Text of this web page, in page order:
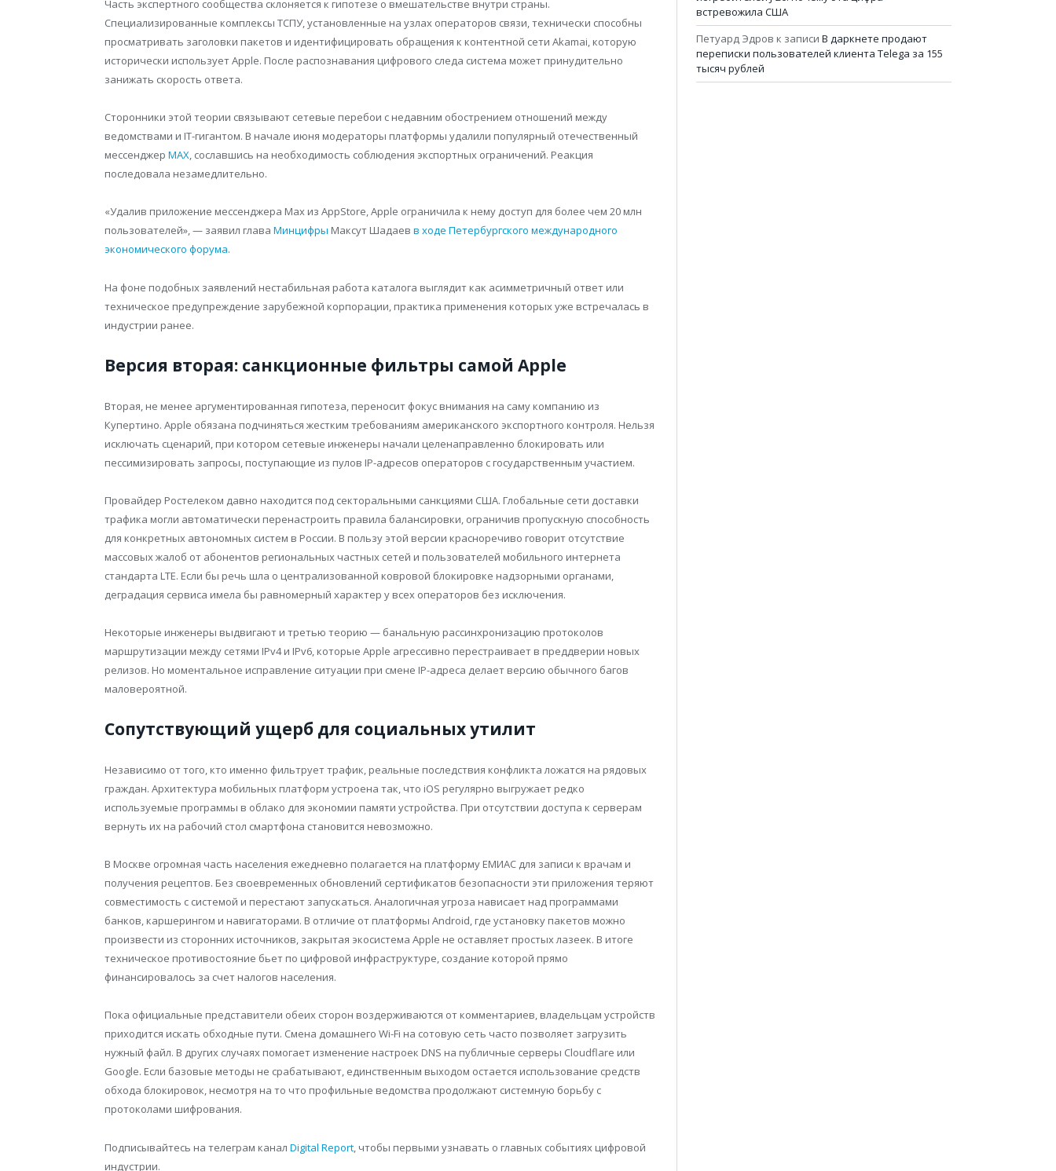
Часть экспертного сообщества склоняется к гипотезе о вмешательстве внутри страны.
Специализированные комплексы ТСПУ, установленные на узлах операторов связи, технически способны
просматривать заголовки пакетов и идентифицировать обращения к контентной сети Akamai, которую
исторически использует Apple. После распознавания цифрового следа система может принудительно
занижать скорость ответа.
Сторонники этой теории связывают сетевые перебои с недавним обострением отношений между
ведомствами и IT-гигантом. В начале июня модераторы платформы удалили популярный отечественный
мессенджер MAX, сославшись на необходимость соблюдения экспортных ограничений. Реакция
последовала незамедлительно.
«Удалив приложение мессенджера Max из AppStore, Apple ограничила к нему доступ для более чем 20 млн
пользователей», — заявил глава Минцифры Максут Шадаев в ходе Петербургского международного
экономического форума.
На фоне подобных заявлений нестабильная работа каталога выглядит как асимметричный ответ или
техническое предупреждение зарубежной корпорации, практика применения которых уже встречалась в
индустрии ранее.
Версия вторая: санкционные фильтры самой Apple
Вторая, не менее аргументированная гипотеза, переносит фокус внимания на саму компанию из
Купертино. Apple обязана подчиняться жестким требованиям американского экспортного контроля. Нельзя
исключать сценарий, при котором сетевые инженеры начали целенаправленно блокировать или
пессимизировать запросы, поступающие из пулов IP-адресов операторов с государственным участием.
Провайдер Ростелеком давно находится под секторальными санкциями США. Глобальные сети доставки
трафика могли автоматически перенастроить правила балансировки, ограничив пропускную способность
для конкретных автономных систем в России. В пользу этой версии красноречиво говорит отсутствие
массовых жалоб от абонентов региональных частных сетей и пользователей мобильного интернета
стандарта LTE. Если бы речь шла о централизованной ковровой блокировке надзорными органами,
деградация сервиса имела бы равномерный характер у всех операторов без исключения.
Некоторые инженеры выдвигают и третью теорию — банальную рассинхронизацию протоколов
маршрутизации между сетями IPv4 и IPv6, которые Apple агрессивно перестраивает в преддверии новых
релизов. Но моментальное исправление ситуации при смене IP-адреса делает версию обычного багов
маловероятной.
Сопутствующий ущерб для социальных утилит
Независимо от того, кто именно фильтрует трафик, реальные последствия конфликта ложатся на рядовых
граждан. Архитектура мобильных платформ устроена так, что iOS регулярно выгружает редко
используемые программы в облако для экономии памяти устройства. При отсутствии доступа к серверам
вернуть их на рабочий стол смартфона становится невозможно.
В Москве огромная часть населения ежедневно полагается на платформу ЕМИАС для записи к врачам и
получения рецептов. Без своевременных обновлений сертификатов безопасности эти приложения теряют
совместимость с системой и перестают запускаться. Аналогичная угроза нависает над программами
банков, каршерингом и навигаторами. В отличие от платформы Android, где установку пакетов можно
произвести из сторонних источников, закрытая экосистема Apple не оставляет простых лазеек. В итоге
техническое противостояние бьет по цифровой инфраструктуре, создание которой прямо
финансировалось за счет налогов населения.
Пока официальные представители обеих сторон воздерживаются от комментариев, владельцам устройств
приходится искать обходные пути. Смена домашнего Wi-Fi на сотовую сеть часто позволяет загрузить
нужный файл. В других случаях помогает изменение настроек DNS на публичные серверы Cloudflare или
Google. Если базовые методы не срабатывают, единственным выходом остается использование средств
обхода блокировок, несмотря на то что профильные ведомства продолжают системную борьбу с
протоколами шифрования.
Подписывайтесь на телеграм канал Digital Report , чтобы первыми узнавать о главных событиях цифровой
индустрии.
встревожила США
Петуард Эдров к записи В даркнете продают
переписки пользователей клиента Telega за 155
тысяч рублей